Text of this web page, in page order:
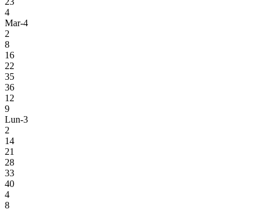
4
Mar-4
2
8
16
22
35
36
12
9
Lun-3
2
14
21
28
33
40
4
8